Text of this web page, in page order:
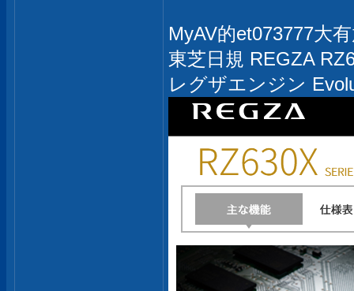
MyAV的et073777大
東芝日規 REGZA
レグザエンジン